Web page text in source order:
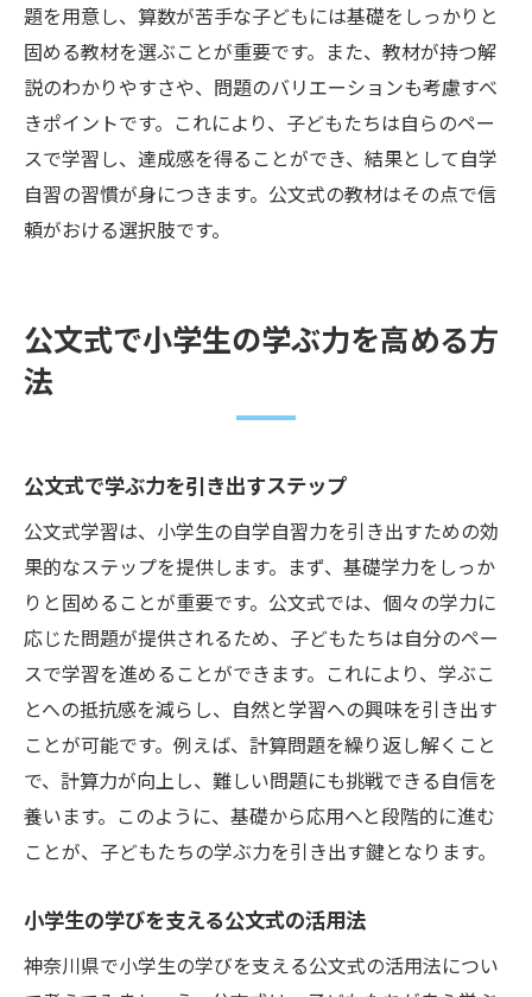
題を用意し、算数が苦手な子どもには基礎をしっかりと
固める教材を選ぶことが重要です。また、教材が持つ解
説のわかりやすさや、問題のバリエーションも考慮すべ
きポイントです。これにより、子どもたちは自らのペー
スで学習し、達成感を得ることができ、結果として自学
自習の習慣が身につきます。公文式の教材はその点で信
頼がおける選択肢です。
公文式で小学生の学ぶ力を高める方
法
公文式で学ぶ力を引き出すステップ
公文式学習は、小学生の自学自習力を引き出すための効
果的なステップを提供します。まず、基礎学力をしっか
りと固めることが重要です。公文式では、個々の学力に
応じた問題が提供されるため、子どもたちは自分のペー
スで学習を進めることができます。これにより、学ぶこ
とへの抵抗感を減らし、自然と学習への興味を引き出す
ことが可能です。例えば、計算問題を繰り返し解くこと
で、計算力が向上し、難しい問題にも挑戦できる自信を
養います。このように、基礎から応用へと段階的に進む
ことが、子どもたちの学ぶ力を引き出す鍵となります。
小学生の学びを支える公文式の活用法
神奈川県で小学生の学びを支える公文式の活用法につい